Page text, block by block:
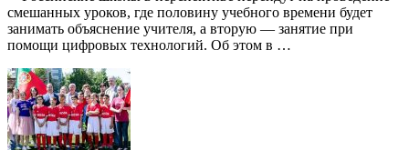
смешанных уроков, где половину учебного времени будет
занимать объяснение учителя, а вторую — занятие при
помощи цифровых технологий. Об этом в …